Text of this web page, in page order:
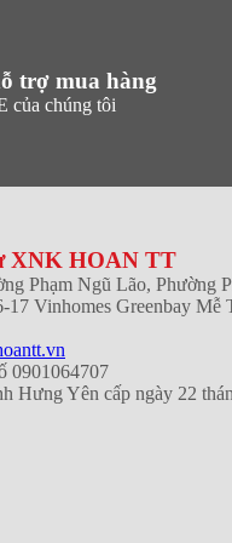
trợ mua hàng
của chúng tôi
XNK HOAN TT
Phạm Ngũ Lão, Phường
17 Vinhomes Greenbay
0901064707
Hưng Yên cấp ngày 22